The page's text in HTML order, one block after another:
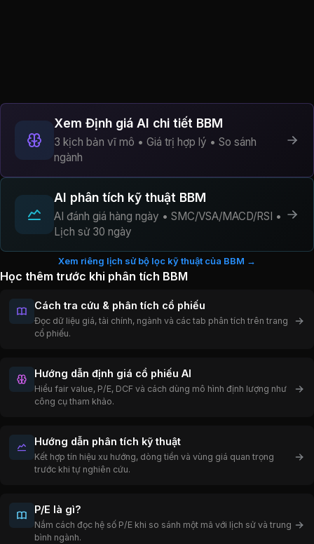
Xem Định giá AI chi tiết BBM
3 kịch bản vĩ mô • Giá trị hợp lý • So sánh
ngành
AI phân tích kỹ thuật BBM
AI đánh giá hàng ngày • SMC/VSA/MACD/RSI •
Lịch sử 30 ngày
Xem riêng lịch sử bộ lọc kỹ thuật của BBM →
Học thêm trước khi phân tích BBM
Cách tra cứu & phân tích cổ phiếu
Đọc dữ liệu giá, tài chính, ngành và các tab phân tích trên trang
cổ phiếu.
Hướng dẫn định giá cổ phiếu AI
Hiểu fair value, P/E, DCF và cách dùng mô hình định lượng như
công cụ tham khảo.
Hướng dẫn phân tích kỹ thuật
Kết hợp tín hiệu xu hướng, dòng tiền và vùng giá quan trọng
trước khi tự nghiên cứu.
P/E là gì?
Nắm cách đọc hệ số P/E khi so sánh một mã với lịch sử và trung
bình ngành.